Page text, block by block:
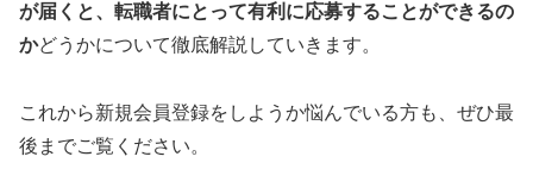
が届くと、転職者にとって有利に応募することができるの
かどうかについて徹底解説していきます。
これから新規会員登録をしようか悩んでいる方も、ぜひ最
後までご覧ください。